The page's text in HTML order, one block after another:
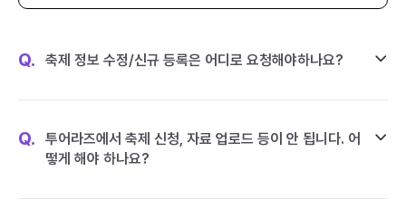
Q. 축제 정보 수정/신규 등록은 어디로 요청해야하나요?
Q.
투어라즈에서 축제 신청, 자료 업로드 등이 안 됩니다. 어
떻게 해야 하나요?